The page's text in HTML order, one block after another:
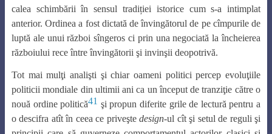
calea schimbării în sensul tradiției istorice cum s-a intimplat
anterior. Ordinea a fost dictată de învingătorul de pe cîmpurile de
luptă ale unui război sîngeros ci prin una negociată la încheierea
războiului rece între învingătorii şi invinşii deopotrivă.
Tot mai mulţi analişti şi chiar oameni politici percep evoluţiile
politicii mondiale din ultimii ani ca un început de tranziţie către o
nouă ordine politică41 şi propun diferite grile de lectură pentru a
o descifra atît în ceea ce priveştedesign-ul cît şi setul de reguli şi